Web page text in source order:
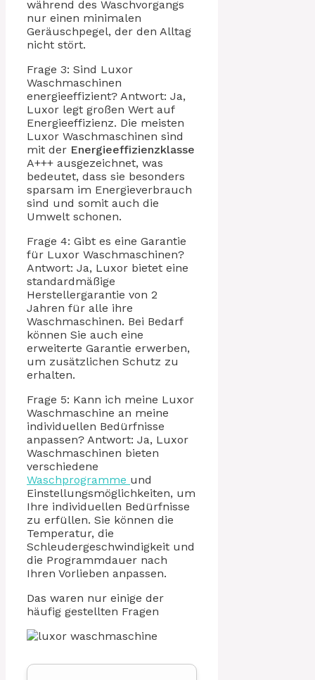
während des Waschvorgangs
nur einen minimalen
Geräuschpegel, der den Alltag
nicht stört.
Frage 3: Sind Luxor
Waschmaschinen
energieeffizient? Antwort: Ja,
Luxor legt großen Wert auf
Energieeffizienz. Die meisten
Luxor Waschmaschinen sind
mit der Energieeffizienzklasse
A+++ ausgezeichnet, was
bedeutet, dass sie besonders
sparsam im Energieverbrauch
sind und somit auch die
Umwelt schonen.
Frage 4: Gibt es eine Garantie
für Luxor Waschmaschinen?
Antwort: Ja, Luxor bietet eine
standardmäßige
Herstellergarantie von 2
Jahren für alle ihre
Waschmaschinen. Bei Bedarf
können Sie auch eine
erweiterte Garantie erwerben,
um zusätzlichen Schutz zu
erhalten.
Frage 5: Kann ich meine Luxor
Waschmaschine an meine
individuellen Bedürfnisse
anpassen? Antwort: Ja, Luxor
Waschmaschinen bieten
verschiedene
Waschprogramme und
Einstellungsmöglichkeiten, um
Ihre individuellen Bedürfnisse
zu erfüllen. Sie können die
Temperatur, die
Schleudergeschwindigkeit und
die Programmdauer nach
Ihren Vorlieben anpassen.
Das waren nur einige der
häufig gestellten Fragen